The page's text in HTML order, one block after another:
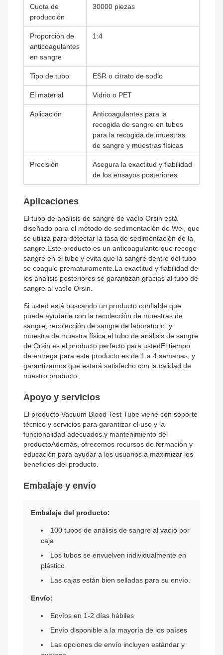
Cuota de
producción
30000 piezas
Proporción de
anticoagulantes
en sangre
1:4
Tipo de tubo ESR o citrato de sodio
El material Vidrio o PET
Aplicación
Anticoagulantes para la
recogida de sangre en tubos
para la recogida de muestras
de sangre y muestras físicas
Precisión
Asegura la exactitud y fiabilidad
de los ensayos posteriores
Aplicaciones
El tubo de análisis de sangre de vacío Orsin está
diseñado para el método de sedimentación de Wei, que
se utiliza para detectar la tasa de sedimentación de la
sangre.Este producto es un anticoagulante que recoge
sangre en el tubo y evita que la sangre dentro del tubo
se coagule prematuramente.La exactitud y fiabilidad de
los análisis posteriores se garantizan gracias al tubo de
sangre al vacío Orsin.
Si usted está buscando un producto confiable que
puede ayudarle con la recolección de muestras de
sangre, recolección de sangre de laboratorio, y
muestra de muestra física,el tubo de análisis de sangre
de Orsin es el producto perfecto para ustedEl tiempo
de entrega para este producto es de 1 a 4 semanas, y
garantizamos que estará satisfecho con la calidad de
nuestro producto.
Apoyo y servicios
El producto Vacuum Blood Test Tube viene con soporte
técnico y servicios para garantizar el uso y la
funcionalidad adecuados.y mantenimiento del
productoAdemás, ofrecemos recursos de formación y
educación para ayudar a los usuarios a maximizar los
beneficios del producto.
Embalaje y envío
Embalaje del producto:
100 tubos de análisis de sangre al vacío por
caja
Los tubos se envuelven individualmente en
plástico
Las cajas están bien selladas para su envío.
Envío:
Envíos en 1-2 días hábiles
Envío disponible a la mayoría de los países
Las opciones de envío incluyen estándar y